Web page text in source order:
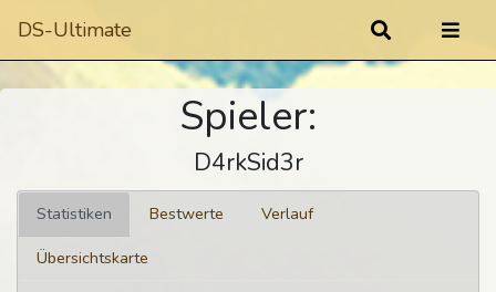
DS-Ultimate
Spieler:
D4rkSid3r
Statistiken Bestwerte
Verlauf
Übersichtskarte